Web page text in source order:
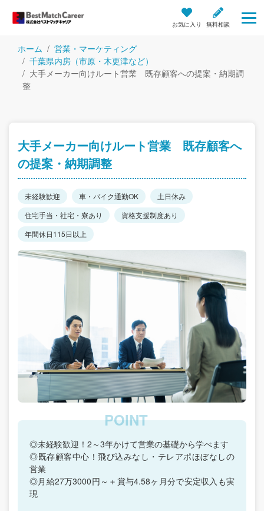
お気に入り 無料相談
ホーム
営業・マーケティング
千葉県内房（市原・木更津など）
大手メーカー向けルート営業 既存顧客への提案・納期調
整
大手メーカー向けルート営業 既存顧客へ
の提案・納期調整
未経験歓迎 車・バイク通勤OK
土日休み
住宅手当・社宅・寮あり
資格支援制度あり
年間休日115日以上
◎未経験歓迎！2～3年かけて営業の基礎から学べます
◎既存顧客中心！飛び込みなし・テレアポほぼなしの
営業
◎月給27万3000円～＋賞与4.58ヶ月分で安定収入も実
現